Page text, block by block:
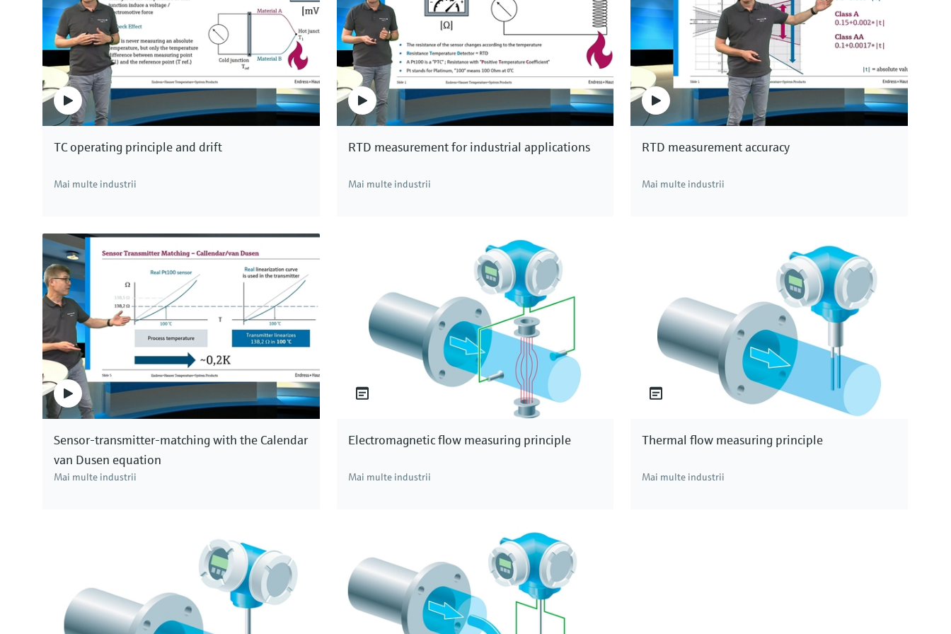
într-un semnal de comutare.
Principiul vibronic de măsurare marca Endress+Hauser permite detectarea nivelului punctual,
neafectată de proprietăţile fizice ale fluidului, cum ar fi conductivitatea, constanta dielectrică,
modificările densităţii, presiunii sau temperaturii. Detectarea nivelului punctual nu este afectată nici
măcar de turbulenţe, de formarea de spumă sau de lichidele care formează bule.
Noi avem câte o soluţie adecvată pentru orice aplicaţie. Endress+Hauser.
TC operating principle and drift
Mai multe industrii
RTD measurement for industrial applications
Mai multe industrii
RTD measurement accuracy
Mai multe industrii
Sensor-transmitter-matching with the Calendar
van Dusen equation
Mai multe industrii
Electromagnetic flow measuring principle
Mai multe industrii
Thermal flow measuring principle
Mai multe industrii